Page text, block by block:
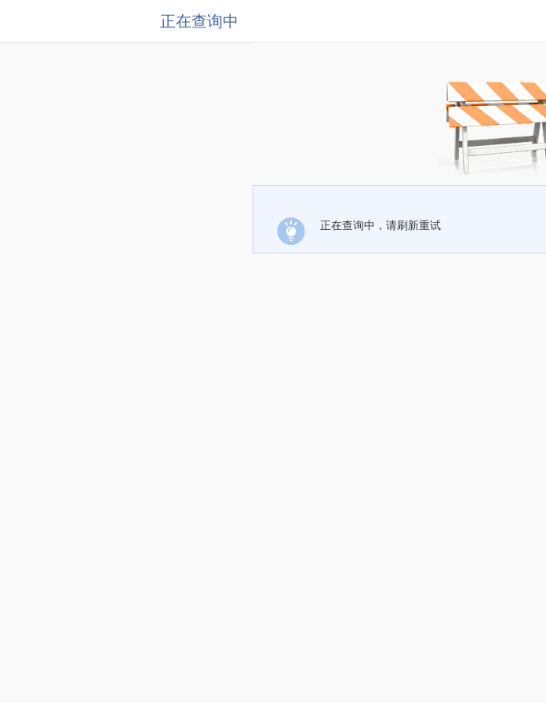
正在查询中
正在查询中，请刷新重试